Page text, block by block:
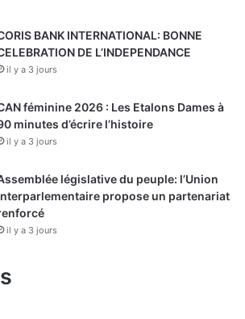
BANK INTERNATIONAL: BONNE
DE L’INDEPENDANCE
il y a 3 jours
féminine 2026 : Les Etalons Dames à
minutes d’écrire l’histoire
il y a 3 jours
législative du peuple: l’Union
propose un partenariat
il y a 3 jours